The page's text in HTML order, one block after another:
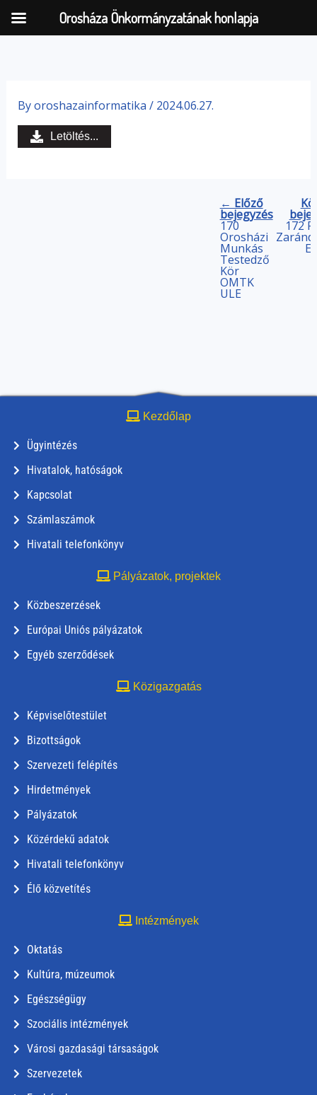
content
Byoroshazainformatika / 2024.06.27.
Letöltés...
← Előző
bejegyzés
170
Orosházi
Munkás
Testedző
Kör
OMTK
ULE
172
Kezdőlap
Ügyintézés
Hivatalok, hatóságok
Kapcsolat
Számlaszámok
Hivatali telefonkönyv
Pályázatok, projektek
Közbeszerzések
Európai Uniós pályázatok
Egyéb szerződések
Közigazgatás
Képviselőtestület
Bizottságok
Szervezeti felépítés
Hirdetmények
Pályázatok
Közérdekű adatok
Hivatali telefonkönyv
Élő közvetítés
Intézmények
Oktatás
Kultúra, múzeumok
Egészségügy
Szociális intézmények
Városi gazdasági társaságok
Szervezetek
Orosháza Önkormányzatának honlapja